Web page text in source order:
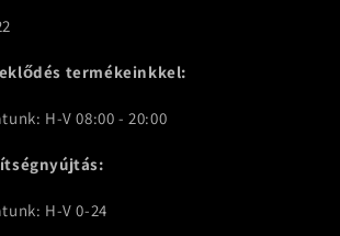
termékeinkkel:
H-V 08:00 - 20:00
H-V 0-24